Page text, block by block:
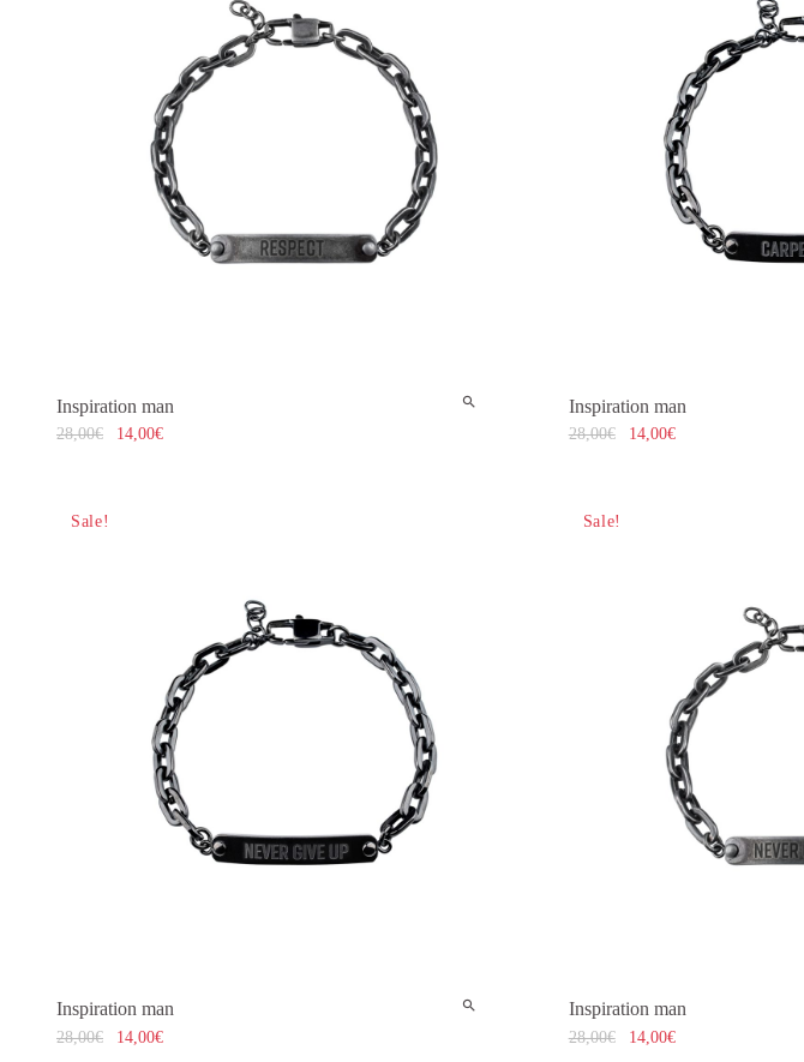
Inspiration man
28,00€ 14,00€
Inspiration man
28,00€ 14,00€
Sale!
Inspiration man
28,00€ 14,00€
Sale!
Inspiration man
28,00€ 14,00€